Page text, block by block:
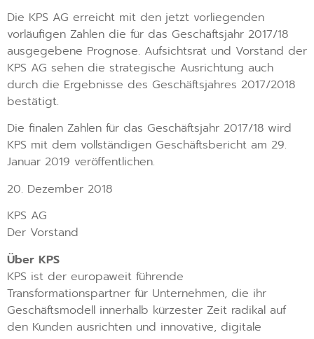
Die KPS AG erreicht mit den jetzt vorliegenden
vorläufigen Zahlen die für das Geschäftsjahr 2017/18
ausgegebene Prognose. Aufsichtsrat und Vorstand der
KPS AG sehen die strategische Ausrichtung auch
durch die Ergebnisse des Geschäftsjahres 2017/2018
bestätigt.
Die finalen Zahlen für das Geschäftsjahr 2017/18 wird
KPS mit dem vollständigen Geschäftsbericht am 29.
Januar 2019 veröffentlichen.
20. Dezember 2018
KPS AG
Der Vorstand
Über KPS
KPS ist der europaweit führende
Transformationspartner für Unternehmen, die ihr
Geschäftsmodell innerhalb kürzester Zeit radikal auf
den Kunden ausrichten und innovative, digitale